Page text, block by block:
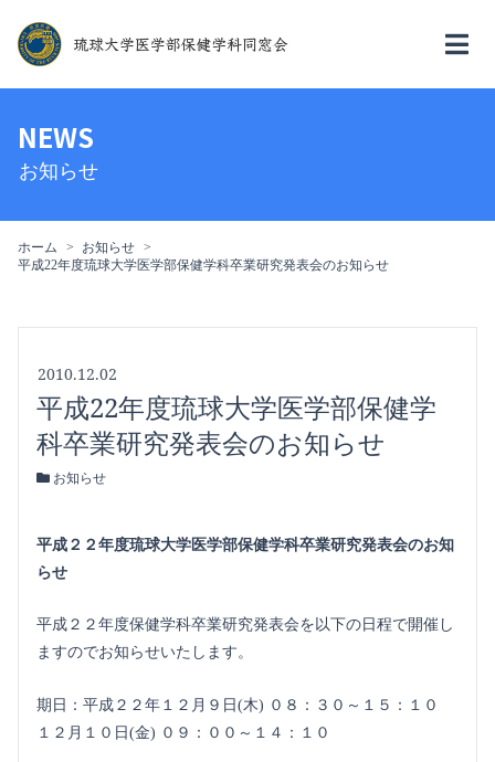
NEWS
お知らせ
ホーム
お知らせ
平成22年度琉球大学医学部保健学科卒業研究発表会のお知らせ
2010.12.02
平成22年度琉球大学医学部保健学
科卒業研究発表会のお知らせ
お知らせ
平成２２年度琉球大学医学部保健学科卒業研究発表会のお知
らせ
平成２２年度保健学科卒業研究発表会を以下の日程で開催し
ますのでお知らせいたします。
期日：平成２２年１２月９日(木) ０８：３０～１５：１０
１２月１０日(金) ０９：００～１４：１０